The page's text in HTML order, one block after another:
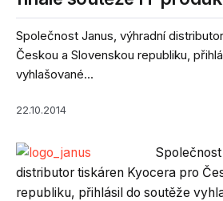
Společnost Janus, výhradní
Českou a Slovenskou republiku,
vyhlašované...
22.10.2014
distributor tiskáren Kyocera pro
republiku, přihlásil do soutěže